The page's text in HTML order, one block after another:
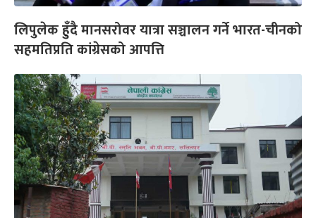
लिपुलेक हुँदै मानसरोवर यात्रा सञ्चालन गर्ने भारत-चीनको
सहमतिप्रति कांग्रेसको आपत्ति